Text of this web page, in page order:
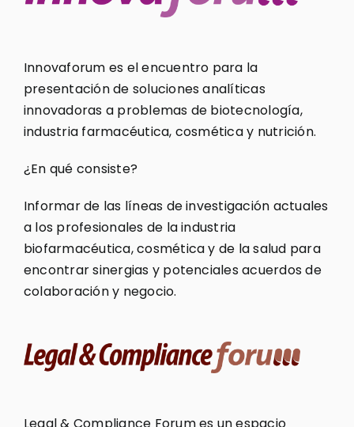
Innovaforum es el encuentro para la
presentación de soluciones analíticas
innovadoras a problemas de biotecnología,
industria farmacéutica, cosmética y nutrición.
¿En qué consiste?
Informar de las líneas de investigación actuales
a los profesionales de la industria
biofarmacéutica, cosmética y de la salud para
encontrar sinergias y potenciales acuerdos de
colaboración y negocio.